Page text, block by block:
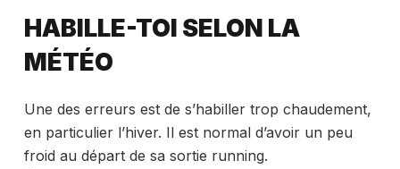
HABILLE-TOI SELON LA
MÉTÉO
Une des erreurs est de s’habiller trop chaudement,
en particulier l’hiver. Il est normal d’avoir un peu
froid au départ de sa sortie running.